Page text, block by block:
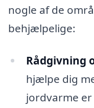
nogle af de
behjælpelige:
Rådgivning
hjælpe dig
jordvarme